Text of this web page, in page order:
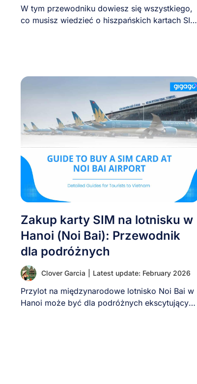
W tym przewodniku dowiesz się wszystkiego,
co musisz wiedzieć o hiszpańskich kartach SIM
Zakup karty SIM na lotnisku w
Hanoi (Noi Bai): Przewodnik
dla podróżnych
Clover Garcia Latest update: February 2026
Przylot na międzynarodowe lotnisko Noi Bai w
Hanoi może być dla podróżnych ekscytującym,